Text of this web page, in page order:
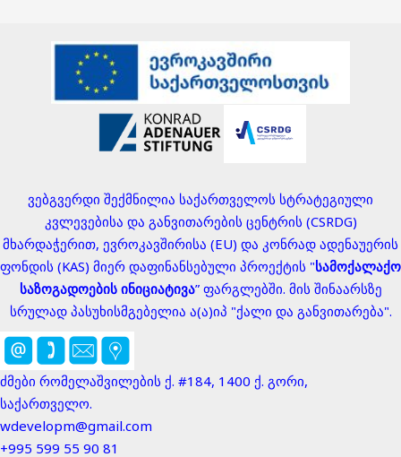
ვებგვერდი შექმნილია საქართველოს სტრატეგიული
კვლევებისა და განვითარების ცენტრის (CSRDG)
მხარდაჭერით, ევროკავშირისა (EU) და კონრად ადენაუერის
ფონდის (KAS) მიერ დაფინანსებული პროექტის "სამოქალაქო
საზოგადოების ინიციატივა” ფარგლებში. მის შინაარსზე
სრულად პასუხისმგებელია ა(ა)იპ "ქალი და განვითარება".
ძმები რომელაშვილების ქ. #184, 1400 ქ. გორი,
საქართველო.
wdevelopm@gmail.com
+995 599 55 90 81